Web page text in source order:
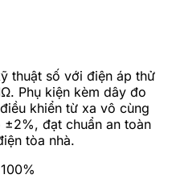
thuật số với điện áp thử
Phụ kiện kèm dây đo
khiển từ xa vô cùng
đạt chuẩn an toàn
tòa nhà.